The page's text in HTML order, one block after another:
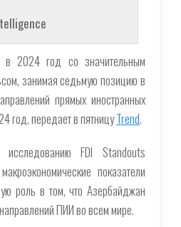
в 2024 год со значительным
занимая седьмую позицию в
прямых иностранных
год, передает в пятницуTrend.
исследованию FDI Standouts
показатели
роль в том, что Азербайджан
ПИИ во всем мире.